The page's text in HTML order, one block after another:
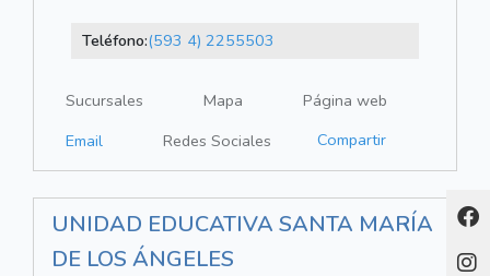
Teléfono:(593 4) 2255503
Sucursales Mapa
Página web
Email
Redes Sociales Compartir
UNIDAD EDUCATIVA SANTA MARÍA
DE LOS ÁNGELES